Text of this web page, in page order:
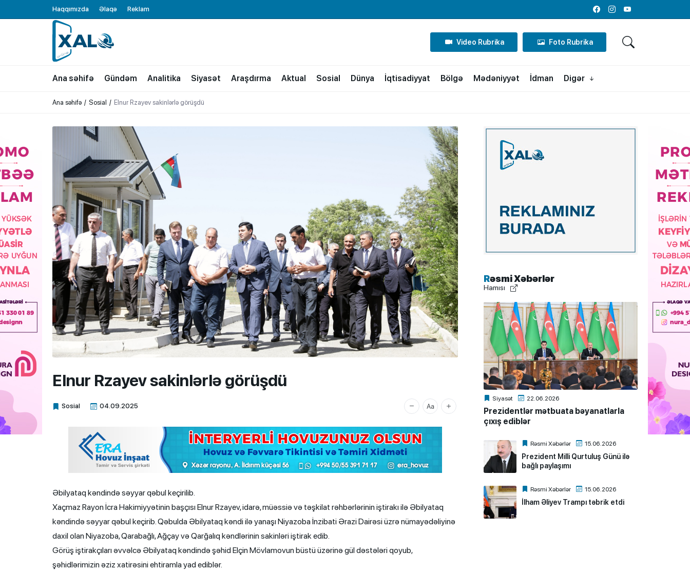
Haqqımızda Əlaqə Reklam
FacebookInstagramYoutube
XALQ.ONLINE
ONLAYN PLATFORMA
Video Rubrika Foto Rubrika
Ana səhifə Gündəm Analitika Siyasət Araşdırma Aktual Sosial Dünya İqtisadiyyat Bölgə Mədəniyyət İdman Digər
Ana səhifə Sosial Elnur Rzayev sakinlərlə görüşdü
Elnur Rzayev sakinlərlə görüşdü
Sosial 04.09.2025
Xalq.Online
Əbilyataq kəndində səyyar qəbul keçirilib.
Xaçmaz Rayon İcra Hakimiyyətinin başçısı Elnur Rzayev, idarə, müəssiə və təşkilat rəhbərlərinin iştirakı ilə Əbilyataq
kəndində səyyar qəbul keçirib. Qəbulda Əbilyataq kəndi ilə yanaşı Niyazoba İnzibati Ərazi Dairəsi üzrə nümayədəliyinə
daxil olan Niyazoba, Qarabağlı, Ağçay və Qarğalıq kəndlərinin sakinləri iştirak edib.
Görüş iştirakçıları əvvəlcə Əbilyataq kəndində şəhid Elçin Mövlamovun büstü üzərinə gül dəstələri qoyub,
şəhidlərimizin əziz xatirəsini ehtiramla yad ediblər.
Rəsmi Xəbərlər
Hamısı
Siyasət 22.06.2026
Prezidentlər mətbuata bəyanatlarla
çıxış ediblər
Rəsmi Xəbərlər 15.06.2026
Prezident Milli Qurtuluş Günü ilə
bağlı paylaşımı
Rəsmi Xəbərlər 15.06.2026
İlham Əliyev Trampı təbrik etdi